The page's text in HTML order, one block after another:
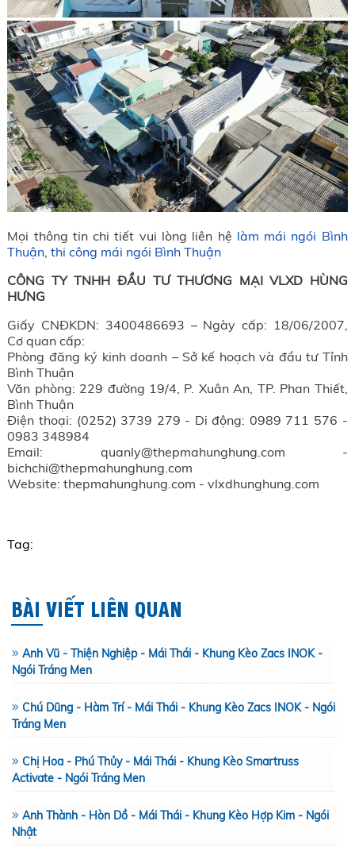
Mọi thông tin chi tiết vui lòng liên hệ làm mái ngói Bình
Thuận,thi công mái ngói Bình Thuận
CÔNG TY TNHH ĐẦU TƯ THƯƠNG MẠI VLXD HÙNG
HƯNG
Giấy CNĐKDN: 3400486693 – Ngày cấp: 18/06/2007,
Cơ quan cấp:
Phòng đăng ký kinh doanh – Sở kế hoạch và đầu tư Tỉnh
Bình Thuận
Văn phòng: 229 đường 19/4, P. Xuân An, TP. Phan Thiết,
Bình Thuận
Điện thoại: (0252) 3739 279 - Di động: 0989 711 576 -
0983 348984
Email: quanly@thepmahunghung.com -
bichchi@thepmahunghung.com
Website: thepmahunghung.com - vlxdhunghung.com
Tag:
BÀI VIẾT LIÊN QUAN
Anh Vũ - Thiện Nghiệp - Mái Thái - Khung Kèo Zacs INOK -
Ngói Tráng Men
Chú Dũng - Hàm Trí - Mái Thái - Khung Kèo Zacs INOK - Ngói
Tráng Men
Chị Hoa - Phú Thủy - Mái Thái - Khung Kèo Smartruss
Activate - Ngói Tráng Men
Anh Thành - Hòn Dồ - Mái Thái - Khung Kèo Hợp Kim - Ngói
Nhật